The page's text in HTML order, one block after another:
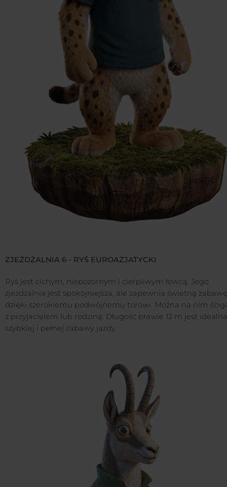
ZJEŻDŻALNIA 6 - RYŚ EUROAZJATYCKI
Ryś jest cichym, niepozornym i cierpliwym łowcą. Jego
zjeżdżalnia jest spokojniejsza, ale zapewnia świetną zabawę
dzięki szerokiemu podwójnemu torowi. Można na nim
z przyjacielem lub rodziną. Długość prawie 12 m jest
szybkiej i pełnej zabawy jazdy.